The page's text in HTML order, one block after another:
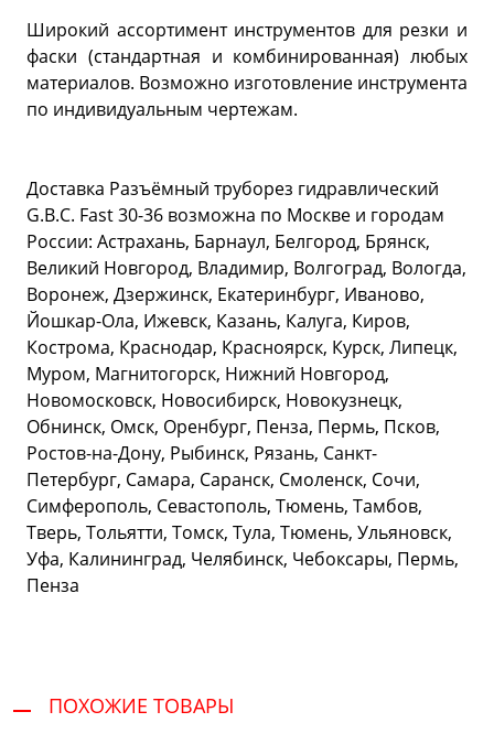
Широкий ассортимент инструментов для резки и
фаски (стандартная и комбинированная) любых
материалов. Возможно изготовление инструмента
по индивидуальным чертежам.
Доставка Разъёмный труборез гидравлический
G.B.C. Fast 30-36 возможна по Москве и городам
России: Астрахань, Барнаул, Белгород, Брянск,
Великий Новгород, Владимир, Волгоград, Вологда,
Воронеж, Дзержинск, Екатеринбург, Иваново,
Йошкар-Ола, Ижевск, Казань, Калуга, Киров,
Кострома, Краснодар, Красноярск, Курск, Липецк,
Муром, Магнитогорск, Нижний Новгород,
Новомосковск, Новосибирск, Новокузнецк,
Обнинск, Омск, Оренбург, Пенза, Пермь, Псков,
Ростов-на-Дону, Рыбинск, Рязань, Санкт-
Петербург, Самара, Саранск, Смоленск, Сочи,
Симферополь, Севастополь, Тюмень, Тамбов,
Тверь, Тольятти, Томск, Тула, Тюмень, Ульяновск,
Уфа, Калининград, Челябинск, Чебоксары, Пермь,
Пенза
ПОХОЖИЕ ТОВАРЫ